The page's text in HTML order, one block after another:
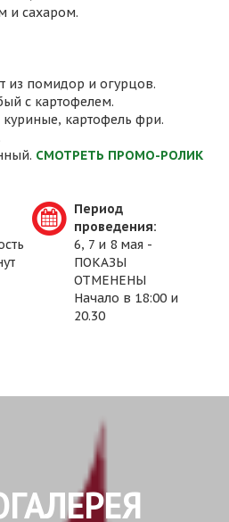
и сахаром.
из помидор и огурцов.
с картофелем.
картофель фри.
СМОТРЕТЬ ПРОМО-РОЛИК
Период
проведения:
6, 7 и 8 мая -
ПОКАЗЫ
ОТМЕНЕНЫ
Начало в 18:00 и
20.30